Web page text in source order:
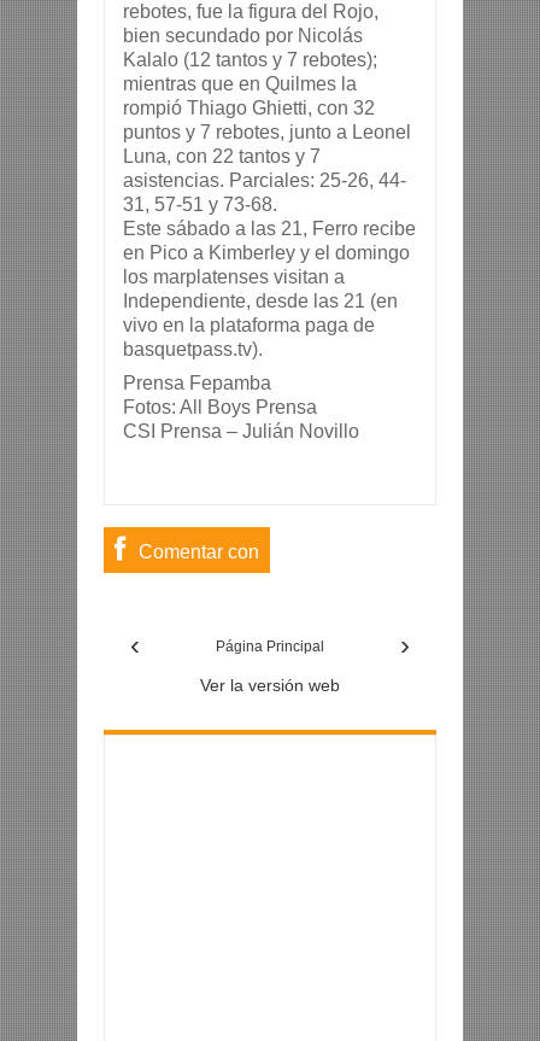
rebotes, fue la figura del Rojo,
bien secundado por Nicolás
Kalalo (12 tantos y 7 rebotes);
mientras que en Quilmes la
rompió Thiago Ghietti, con 32
puntos y 7 rebotes, junto a Leonel
Luna, con 22 tantos y 7
asistencias. Parciales: 25-26, 44-
31, 57-51 y 73-68.
Este sábado a las 21, Ferro recibe
en Pico a Kimberley y el domingo
los marplatenses visitan a
Independiente, desde las 21 (en
vivo en la plataforma paga de
basquetpass.tv).
Prensa Fepamba
Fotos: All Boys Prensa
CSI Prensa – Julián Novillo
Comentar con
Facebook
‹ ›
Página Principal
Ver la versión web